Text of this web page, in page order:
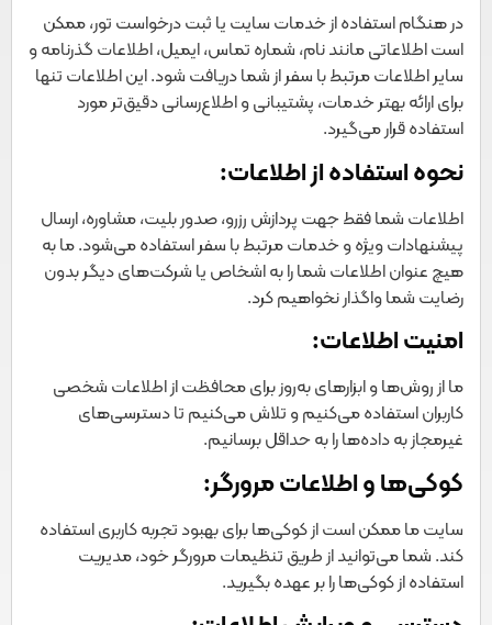
در هنگام استفاده از خدمات سایت یا ثبت درخواست تور، ممکن
است اطلاعاتی مانند نام، شماره تماس، ایمیل، اطلاعات گذرنامه و
سایر اطلاعات مرتبط با سفر از شما دریافت شود. این اطلاعات تنها
برای ارائه بهتر خدمات، پشتیبانی و اطلاع‌رسانی دقیق‌تر مورد
استفاده قرار می‌گیرد.
نحوه استفاده از اطلاعات:
اطلاعات شما فقط جهت پردازش رزرو، صدور بلیت، مشاوره، ارسال
پیشنهادات ویژه و خدمات مرتبط با سفر استفاده می‌شود. ما به
هیچ عنوان اطلاعات شما را به اشخاص یا شرکت‌های دیگر بدون
رضایت شما واگذار نخواهیم کرد.
امنیت اطلاعات:
ما از روش‌ها و ابزارهای به‌روز برای محافظت از اطلاعات شخصی
کاربران استفاده می‌کنیم و تلاش می‌کنیم تا دسترسی‌های
غیرمجاز به داده‌ها را به حداقل برسانیم.
کوکی‌ها و اطلاعات مرورگر:
سایت ما ممکن است از کوکی‌ها برای بهبود تجربه کاربری استفاده
کند. شما می‌توانید از طریق تنظیمات مرورگر خود، مدیریت
استفاده از کوکی‌ها را بر عهده بگیرید.